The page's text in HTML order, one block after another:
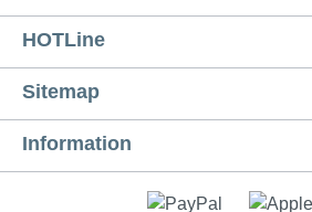
HOTLine
Sitemap
Information